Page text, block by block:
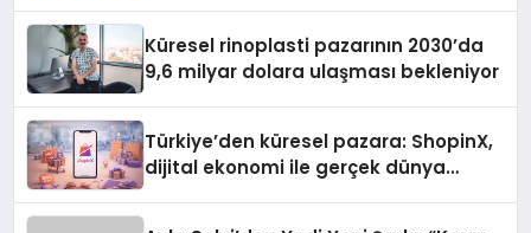
Küresel rinoplasti pazarının 2030’da
9,6 milyar dolara ulaşması bekleniyor
Türkiye’den küresel pazara: ShopinX,
dijital ekonomi ile gerçek dünya